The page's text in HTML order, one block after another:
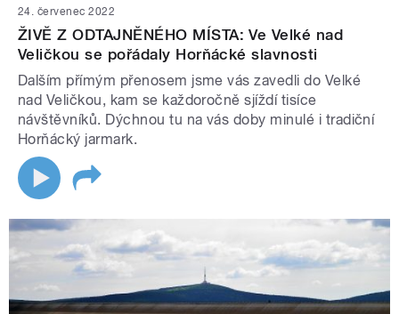
24. červenec 2022
ŽIVĚ Z ODTAJNĚNÉHO MÍSTA: Ve Velké nad
Veličkou se pořádaly Horňácké slavnosti
Dalším přímým přenosem jsme vás zavedli do Velké
nad Veličkou, kam se každoročně sjíždí tisíce
návštěvníků. Dýchnou tu na vás doby minulé i tradiční
Horňácký jarmark.